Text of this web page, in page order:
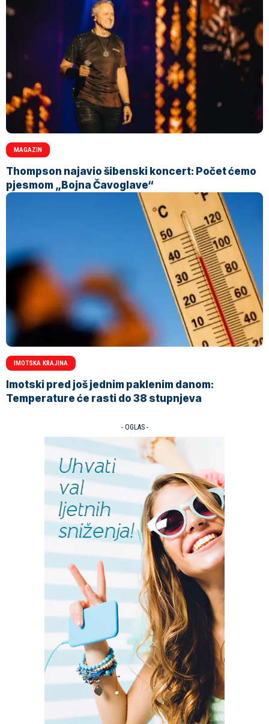
MAGAZIN
Thompson najavio šibenski koncert: Počet ćemo
pjesmom „Bojna Čavoglave“
IMOTSKA KRAJINA
Imotski pred još jednim paklenim danom:
Temperature će rasti do 38 stupnjeva
- OGLAS -